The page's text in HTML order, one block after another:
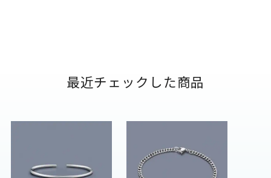
最近チェックした商品